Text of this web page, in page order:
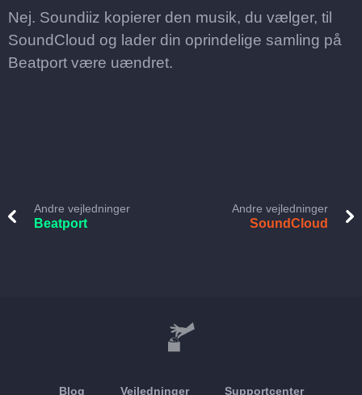
Nej. Soundiiz kopierer den musik, du vælger, til
SoundCloud og lader din oprindelige samling på
Beatport være uændret.
Andre vejledninger
Beatport
Andre vejledninger
SoundCloud
Blog Vejledninger Supportcenter